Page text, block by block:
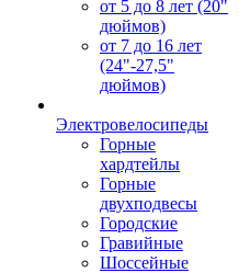
от 5 до 8 лет (20"
дюймов)
от 7 до 16 лет
(24"-27,5"
дюймов)
Электровелосипеды
Горные
хардтейлы
Горные
двухподвесы
Городские
Гравийные
Шоссейные